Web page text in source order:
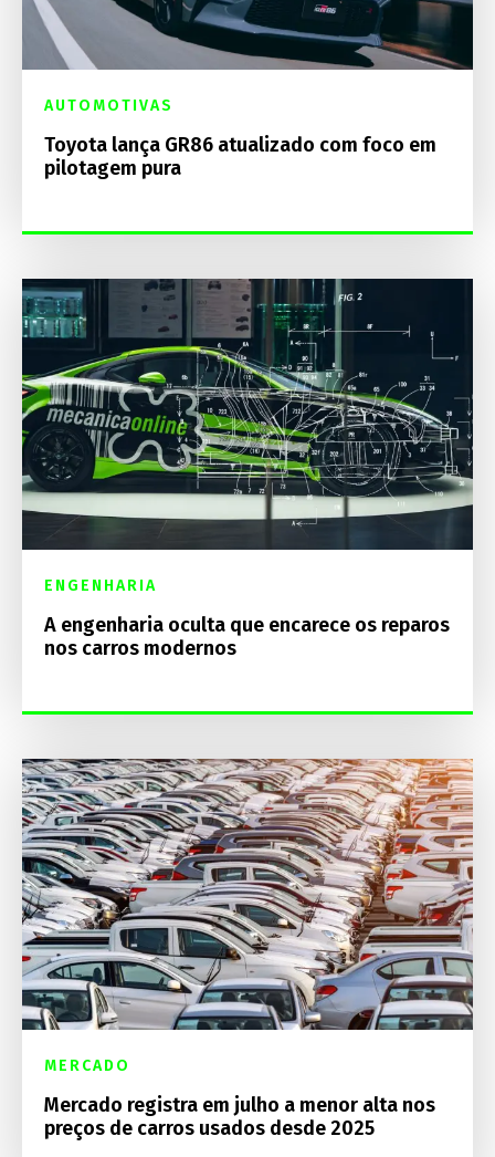
AUTOMOTIVAS
Toyota lança GR86 atualizado com foco em
pilotagem pura
ENGENHARIA
A engenharia oculta que encarece os reparos
nos carros modernos
MERCADO
Mercado registra em julho a menor alta nos
preços de carros usados desde 2025